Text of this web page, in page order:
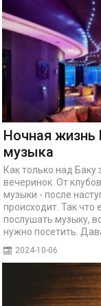
Ночная жизнь
музыка
Как только над
вечеринок. От
музыки - после
происходит. Так что
послушать музыку,
нужно посетить.
2024-10-06